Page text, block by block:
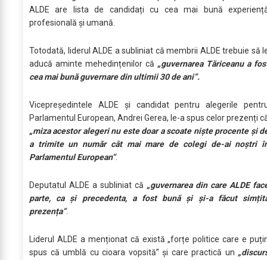
ALDE are lista de candidați cu cea mai bună
profesională și umană.
Totodată, liderul ALDE a subliniat că membrii ALDE trebuie să
aducă aminte mehedințenilor că „guvernarea Tăriceanu a
cea mai bună guvernare din ultimii 30 de ani”.
Vicepreședintele ALDE și candidat pentru alegerile
Parlamentul European, Andrei Gerea, le-a spus celor prezenți
„miza acestor alegeri nu este doar a scoate niște procente și
a trimite un număr cât mai mare de colegi de-ai noștri
Parlamentul European”.
Deputatul ALDE a subliniat că „guvernarea din care ALDE
parte, ca și precedenta, a fost bună și și-a făcut
prezența”.
Liderul ALDE a menționat că există „forțe politice care e
spus că umblă cu cioara vopsită” și care practică un